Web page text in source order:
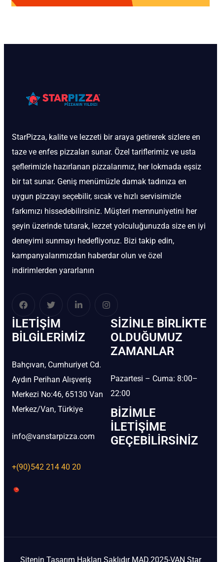
StarPizza, kalite ve lezzeti bir araya getirerek sizlere en
taze ve enfes pizzaları sunar. Özel tariflerimiz ve usta
şeflerimizle hazırlanan pizzalarımız, her lokmada eşsiz
bir tat sunar. Geniş menümüzle damak tadınıza en
uygun pizzayı seçebilir, sıcak ve hızlı servisimizle
farkımızı hissedebilirsiniz. Müşteri memnuniyetini her
şeyin üzerinde tutarak, lezzet yolculuğunuzda size en iyi
deneyimi sunmayı hedefliyoruz. Bizi takip edin,
kampanyalarımızdan haberdar olun ve özel
indirimlerden yararlanın
İLETIŞIM
BİLGILERIMIZ
Bahçıvan, Cumhuriyet Cd.
Aydın Perihan Alışveriş
Merkezi No:46, 65130 Van
Merkez/Van, Türkiye
info@vanstarpizza.com
+(90)542 214 40 20
SIZINLE BIRLIKTE
OLDUĞUMUZ
ZAMANLAR
Pazartesi – Cuma: 8:00–
22:00
BIZIMLE
İLETIŞIME
GEÇEBILIRSINIZ
Sitenin Tasarım Hakları Saklıdır MAD.2025-VAN Star